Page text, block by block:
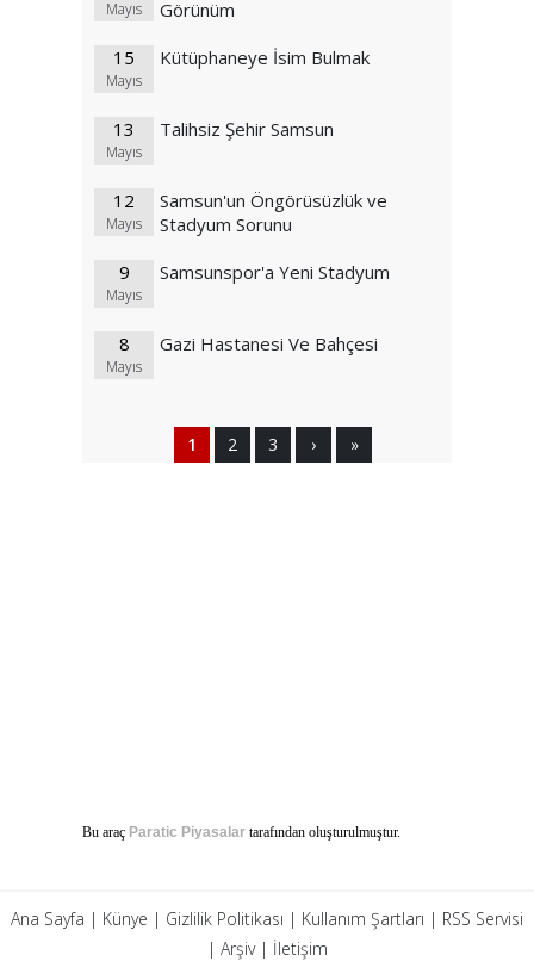
Mayıs
Görünüm
15
Mayıs
Kütüphaneye İsim Bulmak
13
Mayıs
Talihsiz Şehir Samsun
12
Mayıs
Samsun'un Öngörüsüzlük ve
Stadyum Sorunu
9
Mayıs
Samsunspor'a Yeni Stadyum
8
Mayıs
Gazi Hastanesi Ve Bahçesi
1 2 3 › »
Bu araç Paratic Piyasalar tarafından oluşturulmuştur.
Ana Sayfa | Künye | Gizlilik Politikası | Kullanım Şartları | RSS Servisi
| Arşiv| İletişim